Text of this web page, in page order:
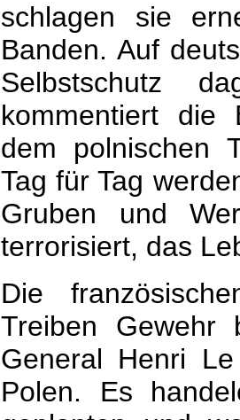
schlagen sie
Banden. Auf
Selbstschutz
kommentiert die
dem polnischen
Tag für Tag
Gruben und
terrorisiert, das
Die
Treiben Gewehr
General Henri
Polen. Es